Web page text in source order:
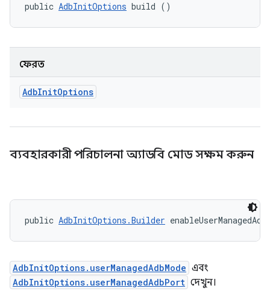
public AdbInitOptions build ()
ফেরত
AdbInitOptions
ব্যবহারকারী পরিচালনা অ্যাডবি মোড সক্ষম করুন
public AdbInitOptions.Builder
AdbInitOptions.userManagedAdbMode এবং
AdbInitOptions.userManagedAdbPort দেখুন।